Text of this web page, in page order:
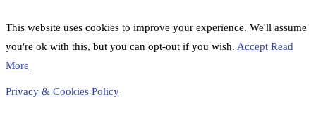
This website uses cookies to improve your experience. We'll assume
you're ok with this, but you can opt-out if you wish. Accept Read
More
Privacy & Cookies Policy